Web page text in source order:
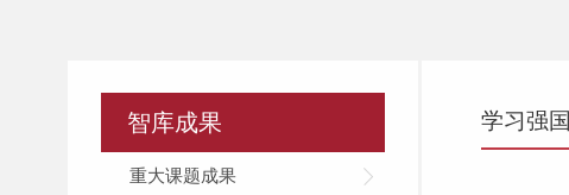
智库成果
重大课题成果
学习强国